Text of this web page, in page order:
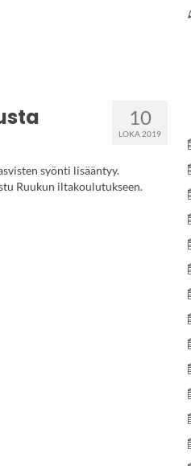
10
LOKA 2019
syönti lisääntyy.
Ruukun iltakoulutukseen.